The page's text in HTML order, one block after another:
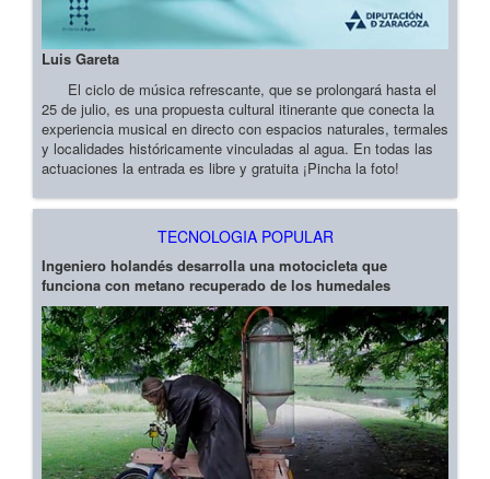
Luis Gareta
El ciclo de música refrescante, que se prolongará hasta el
25 de julio, es una propuesta cultural itinerante que conecta la
experiencia musical en directo con espacios naturales, termales
y localidades históricamente vinculadas al agua. En todas las
actuaciones la entrada es libre y gratuita ¡Pincha la foto!
TECNOLOGIA POPULAR
Ingeniero holandés desarrolla una motocicleta que
funciona con metano recuperado de los humedales